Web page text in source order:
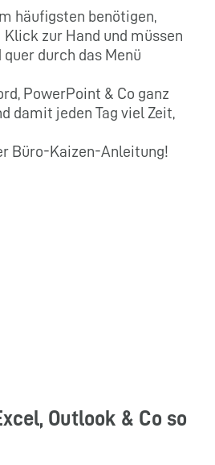
häufigsten benötigen,
zur Hand und müssen
durch das Menü
PowerPoint & Co ganz
damit jeden Tag viel Zeit,
Büro-Kaizen-Anleitung!
Outlook & Co so